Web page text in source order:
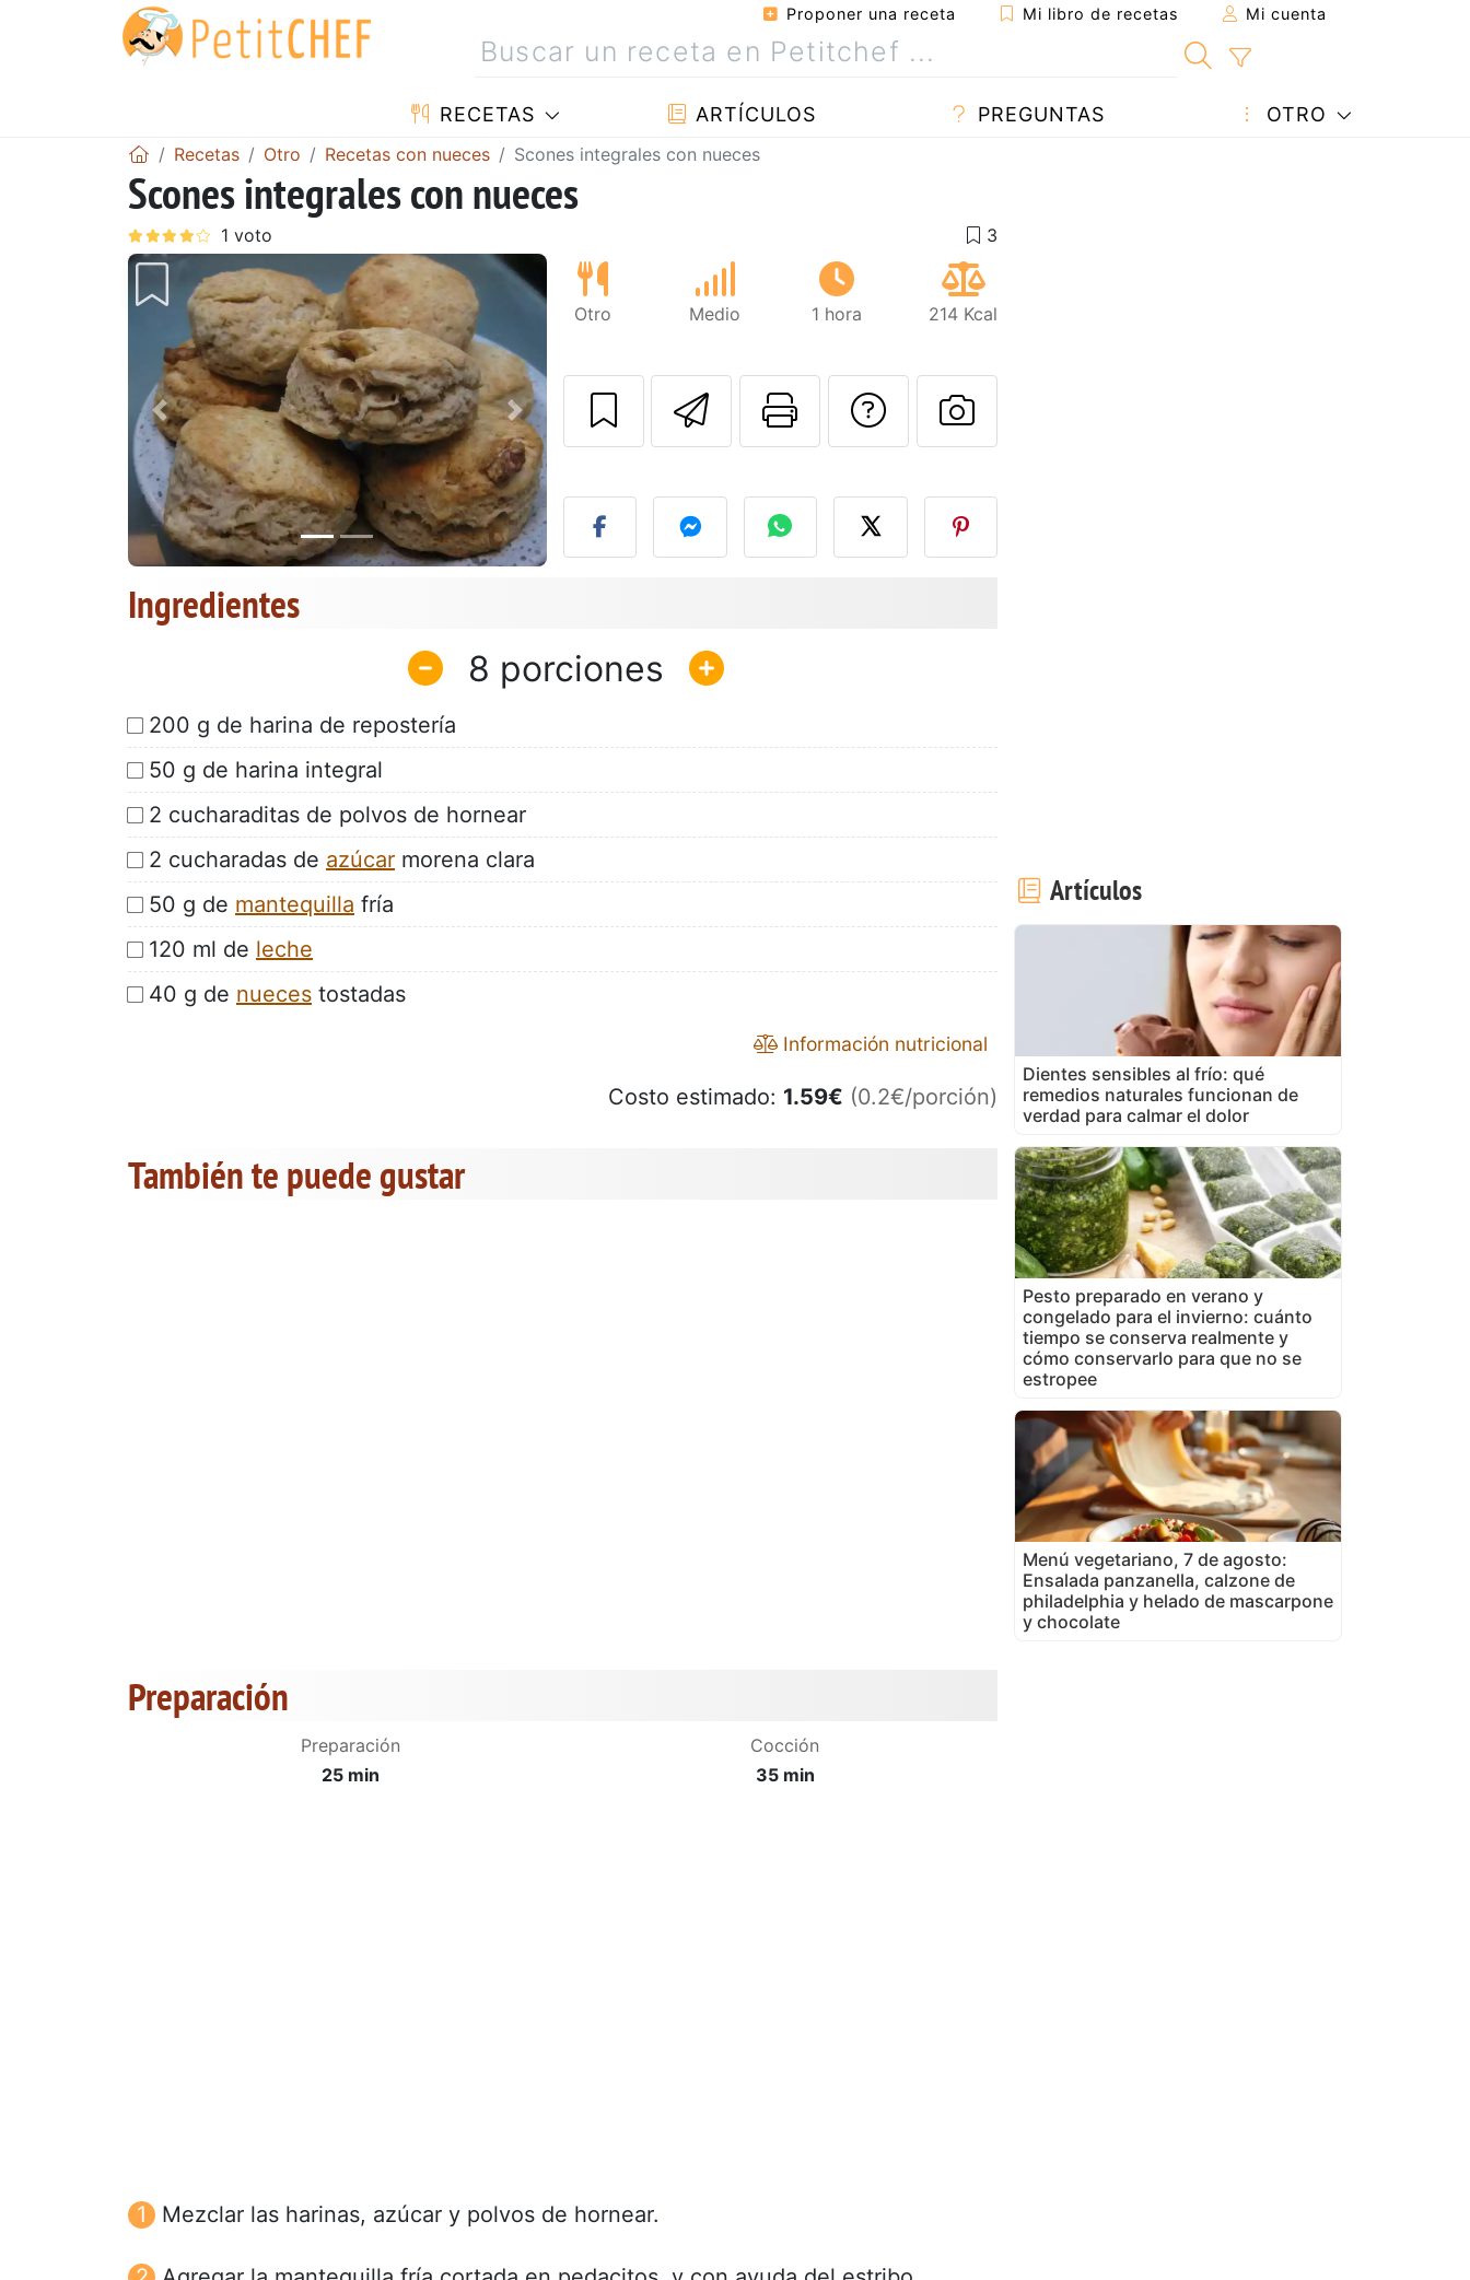
Proponer una receta Mi libro de recetas Mi cuenta
RECETAS ARTÍCULOS PREGUNTAS OTRO
Recetas Otro Recetas con nueces Scones integrales con nueces
Scones integrales con nueces
Anterior Siguiente
Otro Medio 1 hora 214 Kcal
Enviar esta receta a un amigo
Imprimir esta página
Preguntar al autor
Publicar la foto de esta receta
Ingredientes
8
200 g de harina de repostería
50 g de harina integral
2 cucharaditas de polvos de hornear
2 cucharadas de azúcar morena clara
50 g de mantequilla fría
120 ml de leche
40 g de nueces tostadas
Información nutricional
Costo estimado: 1.59€ (0.2€/porción)
También te puede gustar
Preparación
Preparación
25 min
Cocción
35 min
Mezclar las harinas, azúcar y polvos de hornear.
Artículos
Dientes sensibles al frío: qué
remedios naturales funcionan de
verdad para calmar el dolor
Pesto preparado en verano y
congelado para el invierno: cuánto
tiempo se conserva realmente y
cómo conservarlo para que no se
estropee
Menú vegetariano, 7 de agosto:
Ensalada panzanella, calzone de
philadelphia y helado de mascarpone
y chocolate